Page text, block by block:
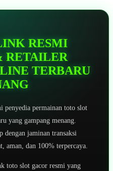
RESMI
RETAILER
TERBARU
penyedia permainan toto slot
yang gampang menang.
dengan jaminan transaksi
aman, dan 100% terpercaya.
toto slot gacor resmi yang